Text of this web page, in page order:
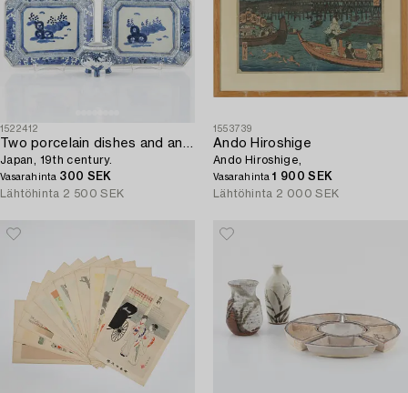
1522412
Japan, 19th century.
Vasarahinta 300 SEK
Lähtöhinta 2 500 SEK
1553739
Ando Hiroshige
Ando Hiroshige,
Vasarahinta1 900 SEK
Lähtöhinta 2 000 SEK